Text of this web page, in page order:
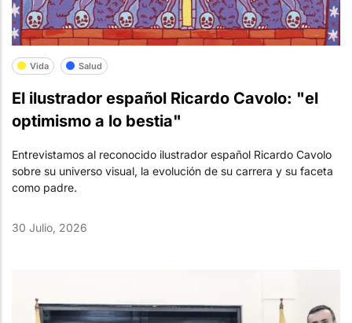
Vida Salud
El ilustrador español Ricardo Cavolo: "el
optimismo a lo bestia"
Entrevistamos al reconocido ilustrador español Ricardo Cavolo
sobre su universo visual, la evolución de su carrera y su faceta
como padre.
30 Julio, 2026